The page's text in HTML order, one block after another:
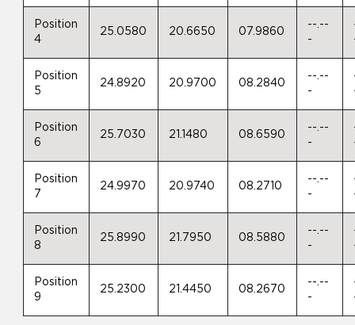
Position
4
25.0580 20.6650 07.9860
--.--
-
Position
5
24.8920 20.9700 08.2840
--.--
-
Position
6
25.7030 21.1480 08.6590
--.--
-
Position
7
24.9970 20.9740 08.2710
--.--
-
Position
8
25.8990 21.7950 08.5880
--.--
-
Position
9
25.2300 21.4450 08.2670
--.--
-